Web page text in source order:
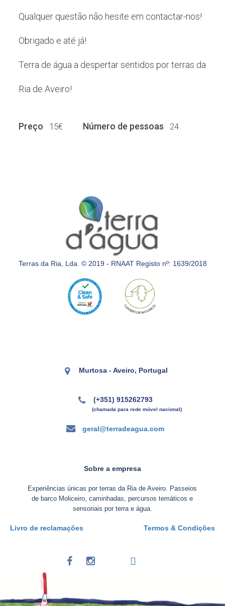
Qualquer questão não hesite em contactar-nos!
Obrigado e até já!
Terra de água a despertar sentidos por terras da
Ria de Aveiro!
Preço 15€ Número de pessoas 24
Terras da Ria, Lda. © 2019 - RNAAT Registo nº: 1639/2018
Murtosa - Aveiro, Portugal
(+351) 915262793
(chamada para rede móvel nacional)
geral@terradeagua.com
Sobre a empresa
Experiências únicas por terras da Ria de Aveiro. Passeios
de barco Moliceiro, caminhadas, percursos temáticos e
sensoriais por terra e água.
Livro de reclamações Termos & Condições